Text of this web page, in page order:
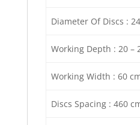
Diameter Of Discs :
Working Depth : 20 –
Working Width : 60
Discs Spacing : 460